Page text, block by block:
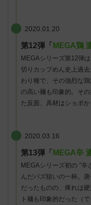
2020.01.20
第12弾「 MEGA鶏
MEGAシリーズ第12弾
切りカップめん史上過
わり種で、その強烈な
の高い麺も印象的。そ
た反面、具材はショボか
2020.03.16
第13弾「 MEGA辛
MEGAシリーズ初の “辛
んだバズ狙いの一杯。
だったものの、痺れは
ト麺も印象的だった（